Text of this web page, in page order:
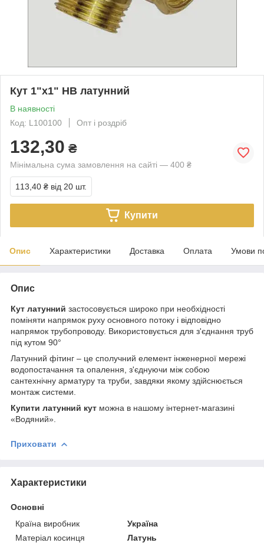
Кут 1"х1" НВ латунний
В наявності
Код: L100100
Опт і роздріб
132,30 ₴
Мінімальна сума замовлення на сайті — 400 ₴
113,40 ₴ від 20 шт.
Купити
Опис Характеристики Доставка Оплата Умови
Опис
Кут латунний застосовується широко при необхідності
поміняти напрямок руху основного потоку і відповідно
напрямок трубопроводу. Використовується для з'єднання труб
під кутом 90°
Латунний фітинг – це сполучний елемент інженерної мережі
водопостачання та опалення, з'єднуючи між собою
сантехнічну арматуру та труби, завдяки якому здійснюється
монтаж системи.
Купити латунний кут можна в нашому інтернет-магазині
«Водяний».
Приховати
Характеристики
Основні
Країна виробник
Україна
Матеріал косинця
Латунь